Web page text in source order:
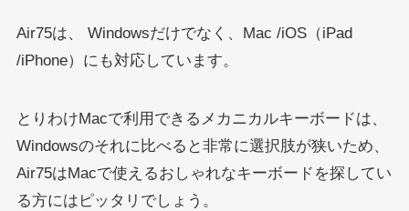
Air75は、 Windowsだけでなく、Mac /iOS（iPad
/iPhone）にも対応しています。
とりわけMacで利用できるメカニカルキーボードは、
Windowsのそれに比べると非常に選択肢が狭いため、
Air75はMacで使えるおしゃれなキーボードを探してい
る方にはピッタリでしょう。